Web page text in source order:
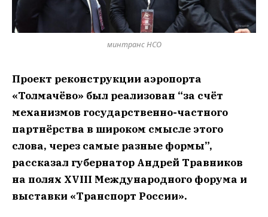
минтранс НСО
Проект реконструкции аэропорта
«Толмачёво» был реализован “за счёт
механизмов государственно-частного
партнёрства в широком смысле этого
слова, через самые разные формы”,
рассказал губернатор Андрей Травников
на полях XVIII Международного форума и
выставки «Транспорт России».